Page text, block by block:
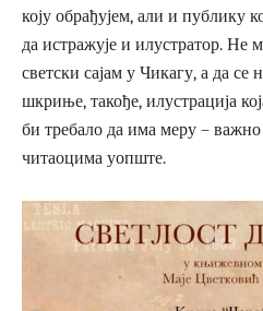
коју обрађујем, али и публику
да истражује и илустратор. Не
светски сајам у Чикагу, а да се
шкриње, такође, илустрација
би требало да има меру –
читаоцима уопште.